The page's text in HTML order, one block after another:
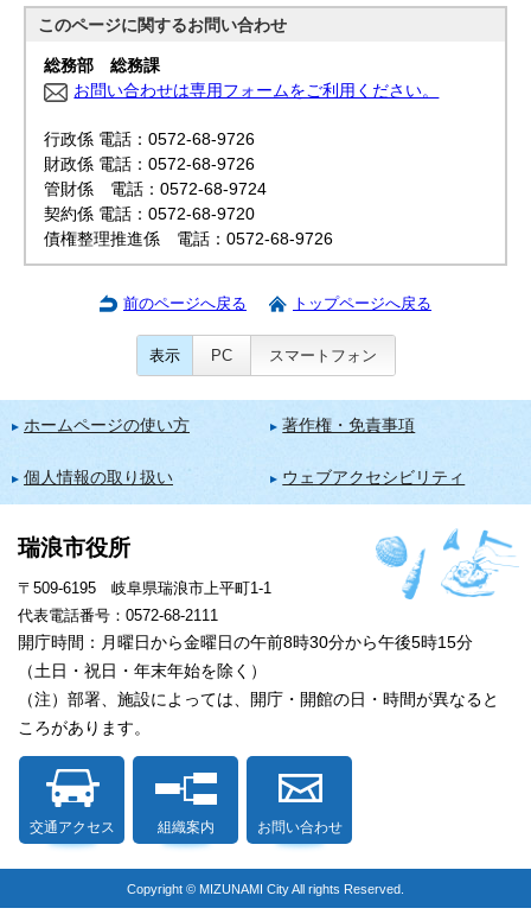
このページに関するお問い合わせ
総務部 総務課
お問い合わせは専用フォームをご利用ください。
行政係 電話：0572-68-9726
財政係 電話：0572-68-9726
管財係 電話：0572-68-9724
契約係 電話：0572-68-9720
債権整理推進係 電話：0572-68-9726
前のページへ戻る トップページへ戻る
表示 PC スマートフォン
ホームページの使い方 著作権・免責事項
個人情報の取り扱い ウェブアクセシビリティ
瑞浪市役所
〒509-6195 岐阜県瑞浪市上平町1-1
代表電話番号：0572-68-2111
開庁時間：月曜日から金曜日の午前8時30分から午後5時15分
（土日・祝日・年末年始を除く）
（注）部署、施設によっては、開庁・開館の日・時間が異なると
ころがあります。
交通アクセス 組織案内 お問い合わせ
Copyright © MIZUNAMI City All rights Reserved.